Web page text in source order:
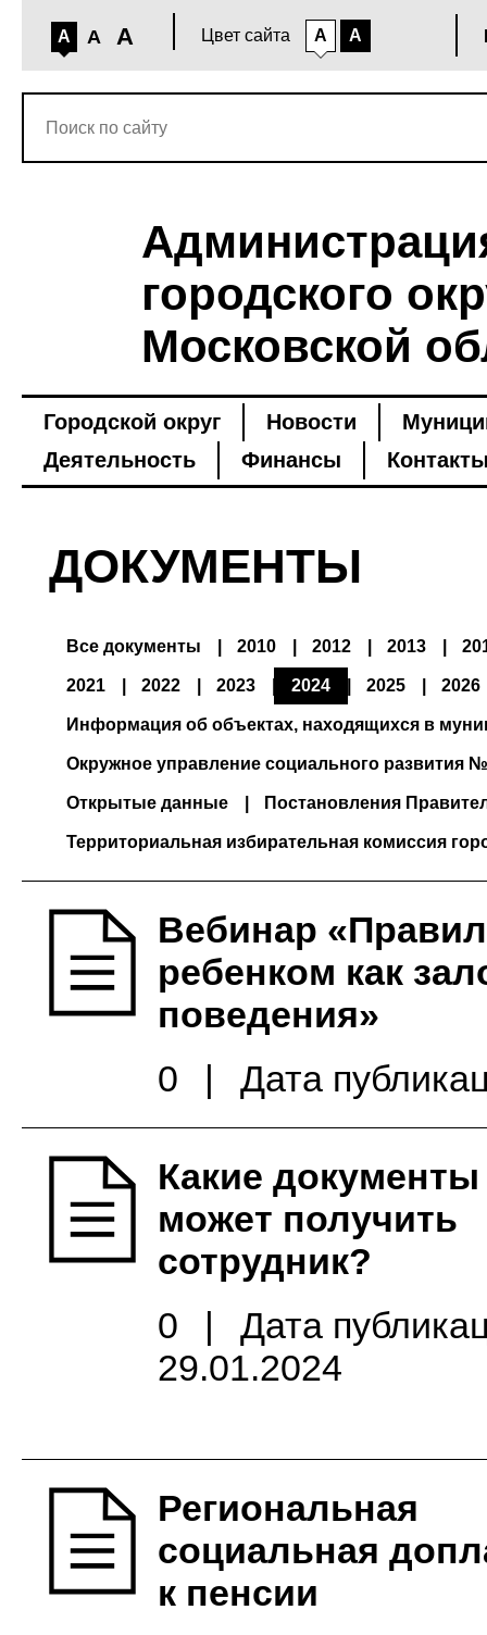
A A A Цвет сайта A A
городского
Московской
Городской округ Новости
Деятельность
Финансы
ДОКУМЕНТЫ
Все документы 2010 2012 2013
2021 2022 2023 2024 2025 2026
Информация об объектах, находящихся в
Окружное управление социального развития
Открытые данные Постановления
Территориальная избирательная комиссия
Вебинар
ребенком как
поведения»
0
| Дата
Какие документы
может получить
сотрудник?
0
|
Дата
29.01.2024
Региональная
социальная
к пенсии